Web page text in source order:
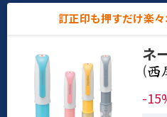
訂正印も押すだけ楽
ネ
(
-